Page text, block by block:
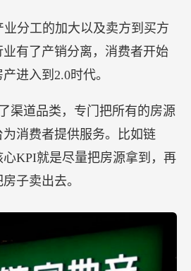
分工的加大以及卖方到买方
有了产销分离，消费者开始
进入到2.0时代。
渠道品类，专门把所有的房源
消费者提供服务。比如链
KPI就是尽量把房源拿到，再
子卖出去。